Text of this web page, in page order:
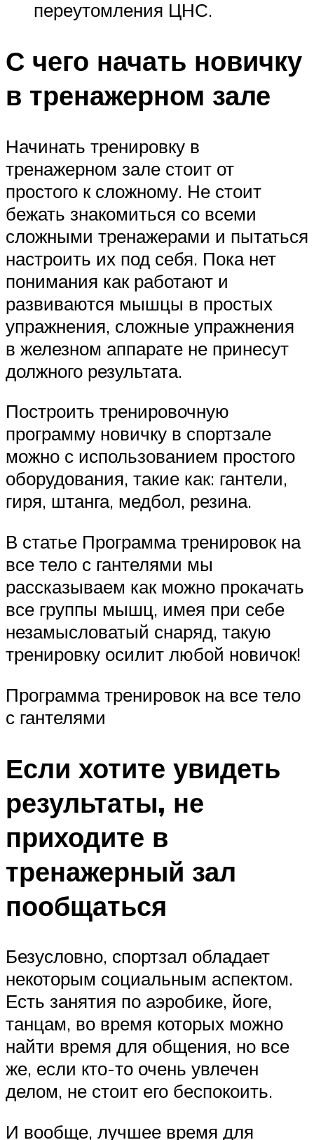
переутомления ЦНС.
С чего начать новичку
в тренажерном зале
Начинать тренировку в
тренажерном зале стоит от
простого к сложному. Не стоит
бежать знакомиться со всеми
сложными тренажерами и пытаться
настроить их под себя. Пока нет
понимания как работают и
развиваются мышцы в простых
упражнения, сложные упражнения
в железном аппарате не принесут
должного результата.
Построить тренировочную
программу новичку в спортзале
можно с использованием простого
оборудования, такие как: гантели,
гиря, штанга, медбол, резина.
В статье Программа тренировок на
все тело с гантелями мы
рассказываем как можно прокачать
все группы мышц, имея при себе
незамысловатый снаряд, такую
тренировку осилит любой новичок!
Программа тренировок на все тело
с гантелями
Если хотите увидеть
результаты, не
приходите в
тренажерный зал
пообщаться
Безусловно, спортзал обладает
некоторым социальным аспектом.
Есть занятия по аэробике, йоге,
танцам, во время которых можно
найти время для общения, но все
же, если кто-то очень увлечен
делом, не стоит его беспокоить.
И вообще, лучшее время для